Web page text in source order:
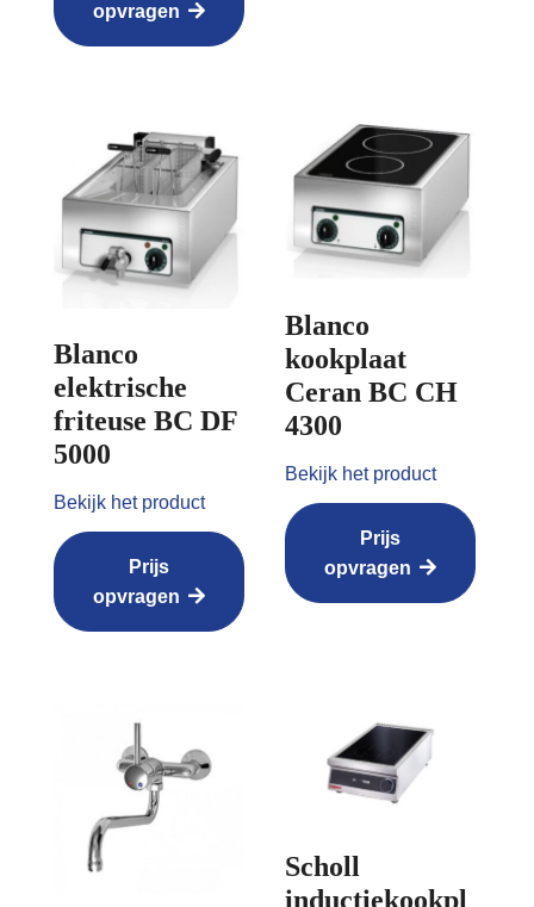
opvragen
Blanco
elektrische
friteuse BC DF
5000
Bekijk het product
Prijs
opvragen
Blanco
kookplaat
Ceran BC CH
4300
Bekijk het product
Prijs
opvragen
Scholl
inductiekookpl